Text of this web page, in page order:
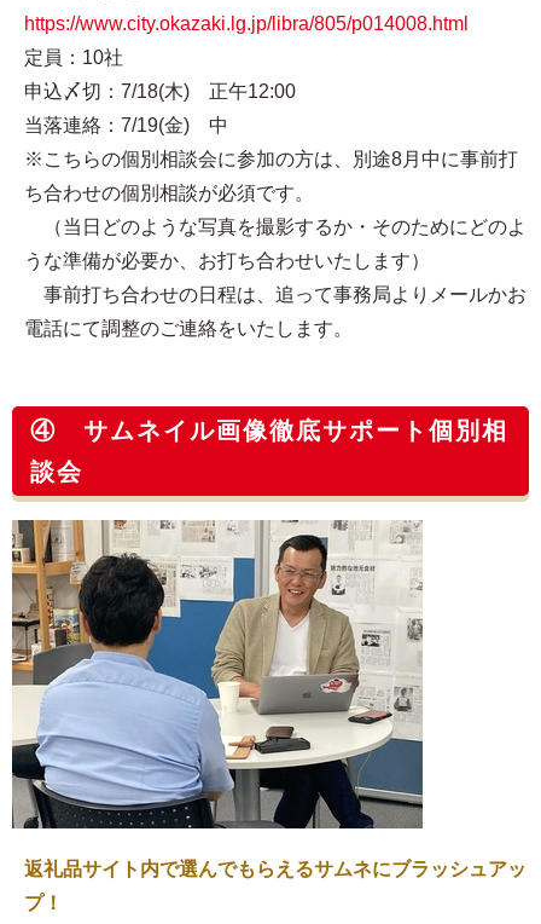
https://www.city.okazaki.lg.jp/libra/805/p014008.html
定員：10社
申込〆切：7/18(木) 正午12:00
当落連絡：7/19(金) 中
※こちらの個別相談会に参加の方は、別途8月中に事前打
ち合わせの個別相談が必須です。
（当日どのような写真を撮影するか・そのためにどのよ
うな準備が必要か、お打ち合わせいたします）
事前打ち合わせの日程は、追って事務局よりメールかお
電話にて調整のご連絡をいたします。
④ サムネイル画像徹底サポート個別相
談会
返礼品サイト内で選んでもらえるサムネにブラッシュアッ
プ！